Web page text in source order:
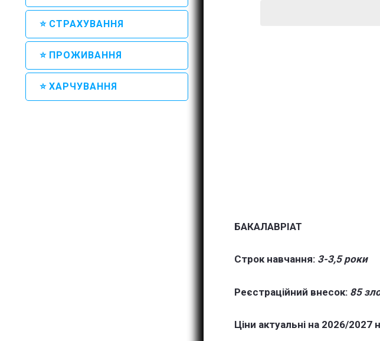
⭐ СТРАХУВАННЯ
⭐ ПРОЖИВАННЯ
⭐ ХАРЧУВАННЯ
БАКАЛАВРІАТ
Строк навчання:3-3,5 роки
Реєстраційний внесок: 85
Ціни актуальні на 2026/2027